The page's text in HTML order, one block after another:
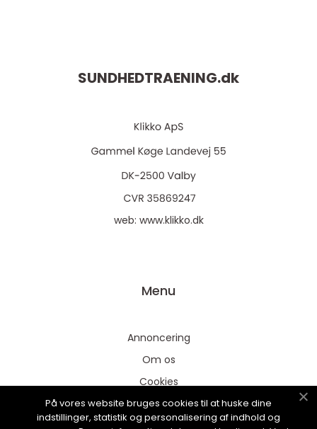
SUNDHEDTRAENING.dk
web: www.klikko.dk
Menu
Annoncering
Om os
Cookies
Kontakt os
Sitemap
På vores website bruges cookies til at huske dine
indstillinger, statistik og personalisering af indhold og